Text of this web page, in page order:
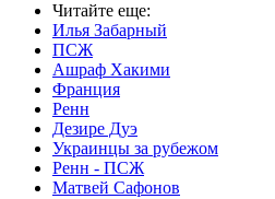
Читайте еще:
Илья Забарный
ПСЖ
Ашраф Хакими
Франция
Ренн
Дезире Дуэ
Украинцы за рубежом
Ренн - ПСЖ
Матвей Сафонов